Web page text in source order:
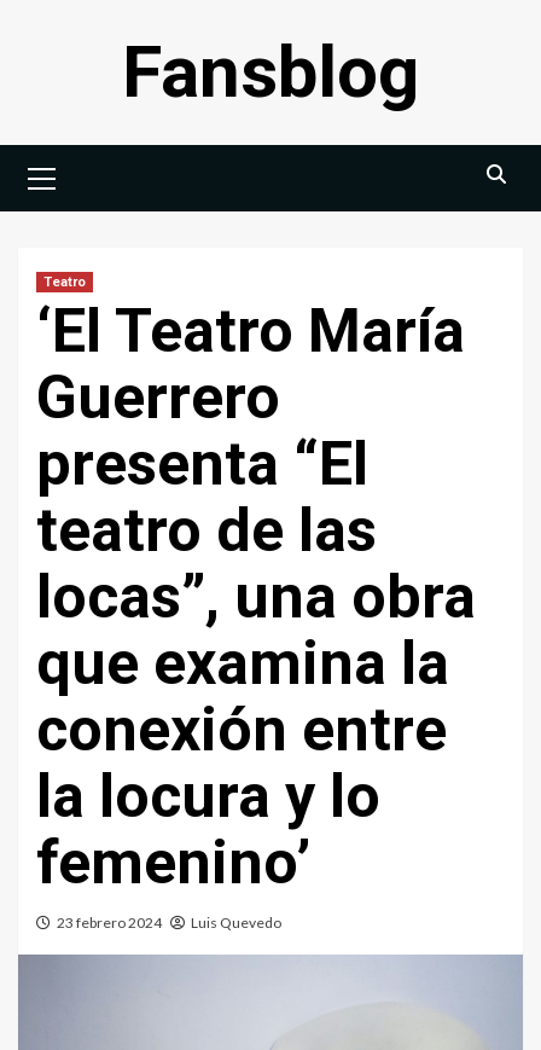
Fansblog
principal
Teatro
‘El Teatro María
Guerrero
presenta “El
teatro de las
locas”, una obra
que examina la
conexión entre
la locura y lo
femenino’
23 febrero 2024 Luis Quevedo